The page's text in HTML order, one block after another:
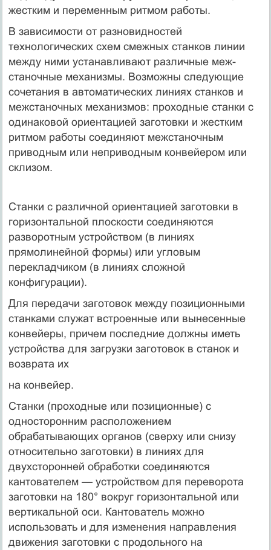
жестким и пере­менным ритмом работы.
В зависимости от разновидностей
технологических схем смеж­ных станков линии
между ними устанавливают различные меж­
станочные механизмы. Возможны следующие
сочета­ния в автоматических линиях станков и
межстаночных механиз­мов: проходные станки с
одинаковой ориентацией заготовки и же­стким
ритмом работы соединяют межстаночным
приводным или неприводным конвейером или
склизом.
Станки с различной ориентацией заготовки в
горизонтальной плоскости соединяются
разворотным устройством (в ли­ниях
прямолинейной формы) или угловым
перекладчиком (в ли­ниях сложной
конфигурации).
Для передачи заготовок между позиционными
станками служат встроенные или вынесенные
конвейеры, причем последние должны иметь
устройства для загрузки заготовок в станок и
возврата их
на конвейер.
Станки (проходные или позиционные) с
односторонним распо­ложением
обрабатывающих органов (сверху или снизу
относительно заготовки) в линиях для
двухсторонней обработки соединяются
кантователем — устройством для переворота
заготовки на 180° вокруг горизонтальной или
вертикальной оси. Кантователь можно
использовать и для изменения направления
движения за­готовки с продольного на